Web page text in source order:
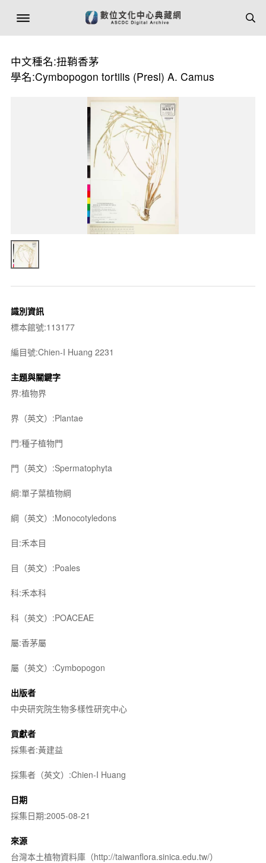
中文種名:扭鞘香茅
學名:Cymbopogon tortilis (Presl) A. Camus
識別資訊
標本館號:113177
編目號:Chien-I Huang 2231
主題與關鍵字
界:植物界
界（英文）:Plantae
門:種子植物門
門（英文）:Spermatophyta
綱:單子葉植物綱
綱（英文）:Monocotyledons
目:禾本目
目（英文）:Poales
科:禾本科
科（英文）:POACEAE
屬:香茅屬
屬（英文）:Cymbopogon
出版者
中央研究院生物多樣性研究中心
貢獻者
採集者:黃建益
採集者（英文）:Chien-I Huang
日期
採集日期:2005-08-21
來源
台灣本土植物資料庫（http://taiwanflora.sinica.edu.tw/）